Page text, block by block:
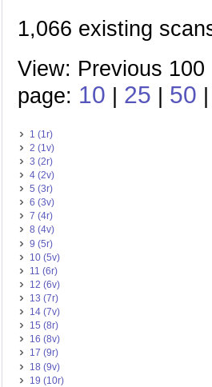
1,066 existing
View: Previous
page: 10 25 50
1 (1r)
2 (1v)
3 (2r)
4 (2v)
5 (3r)
6 (3v)
7 (4r)
8 (4v)
9 (5r)
10 (5v)
11 (6r)
12 (6v)
13 (7r)
14 (7v)
15 (8r)
16 (8v)
17 (9r)
18 (9v)
19 (10r)